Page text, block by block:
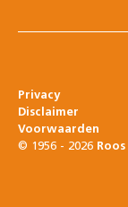
© 1956 - 2026
Privacy
Disclaimer
Voorwaarden